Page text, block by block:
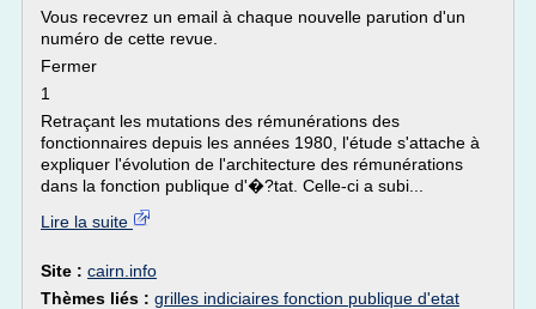
Vous recevrez un email à chaque nouvelle parution d'un
numéro de cette revue.
Fermer
1
Retraçant les mutations des rémunérations des
fonctionnaires depuis les années 1980, l'étude s'attache à
expliquer l'évolution de l'architecture des rémunérations
dans la fonction publique d'�?tat. Celle-ci a subi...
Lire la suite
Site : cairn.info
Thèmes liés : grilles indiciaires fonction publique d'etat